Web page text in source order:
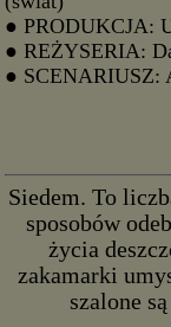
● PRODUKCJA:
● REŻYSERIA:
● SCENARIUSZ:
Siedem. To
sposobów
życia
zakamarki
szalone